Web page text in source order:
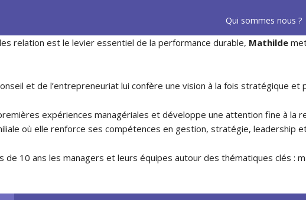
Qui sommes nous ?
relation est le levier essentiel de la performance durable, Mathilde
et de l’entrepreneuriat lui confère une vision à la fois stratégique
expériences managériales et développe une attention fine à la
où elle renforce ses compétences en gestion, stratégie, leadership
de 10 ans les managers et leurs équipes autour des thématiques clés :